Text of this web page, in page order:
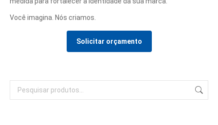
Você imagina. Nós criamos.
Solicitar orçamento